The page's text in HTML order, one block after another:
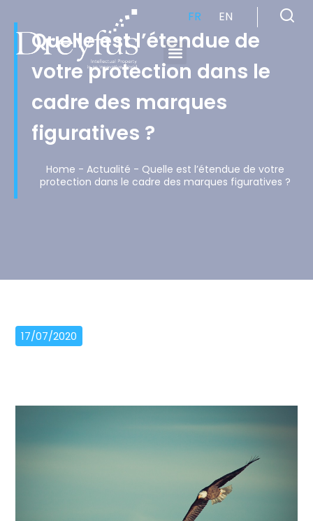
FR EN
Quelle est l’étendue de
votre protection dans le
cadre des marques
figuratives ?
Home - Actualité - Quelle est l’étendue de votre
protection dans le cadre des marques figuratives ?
17/07/2020